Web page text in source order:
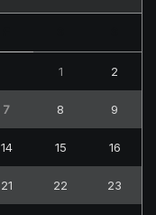
1 2
7 8 9
14 15 16
21 22 23